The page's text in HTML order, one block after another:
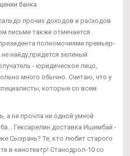
банка.
прочих доходов и расходов
письме также отмечается
полномочиями премьер-
найду,придется зеленый
- юридическое лицо,
много обычно. Считаю, что у
которые со всем
а не прочла ни одной умной
Гексарелин доставка Ишимбай -
Сызрань? Те, кто любит старого
в кинотеатр! Станодрол-10 со